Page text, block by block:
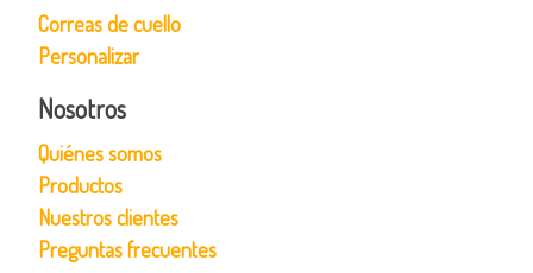
Correas de cuello
Personalizar
Nosotros
Quiénes somos
Productos
Nuestros clientes
Preguntas frecuentes